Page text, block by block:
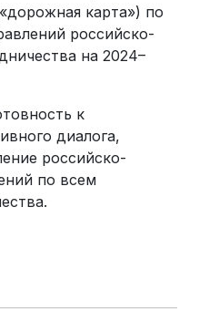
карта») по
российско-
на 2024–
к
диалога,
российско-
по всем